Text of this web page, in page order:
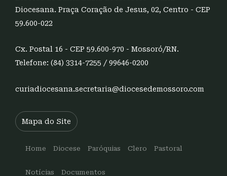
Diocesana. Praça Coração de Jesus, 02, Centro - CEP
59.600-022
Cx. Postal 16 - CEP 59.600-970 - Mossoró/RN.
Telefone: (84) 3314-7255 / 99646-0200
curiadiocesana.secretaria@diocesedemossoro.com
Mapa do Site
Home Diocese Paróquias Clero Pastoral
Notícias Documentos